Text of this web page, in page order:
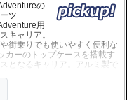
の
ツ
用
キャリア。
街乗りでも使いやすく便利な
カーのトップケースを搭載す
となるキャリア。アルミ製で
代のバイクに違和感なく溶け
です。